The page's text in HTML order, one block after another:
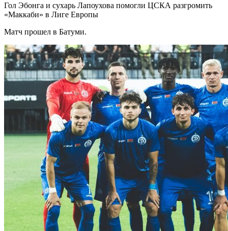
Гол Эбонга и сухарь Лапоухова помогли ЦСКА разгромить
«Маккаби» в Лиге Европы
Матч прошел в Батуми.